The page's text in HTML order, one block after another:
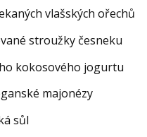
vlašských ořechů
stroužky česneku
kokosového jogurtu
majonézy
sůl